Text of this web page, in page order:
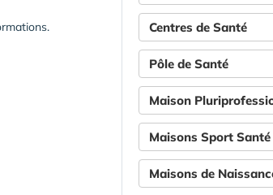
Centres de Santé
Pôle de Santé
Maison
Maisons Sport Santé
Maisons de